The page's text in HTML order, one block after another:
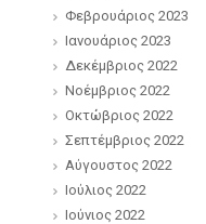
Φεβρουάριος 2023
Ιανουάριος 2023
Δεκέμβριος 2022
Νοέμβριος 2022
Οκτώβριος 2022
Σεπτέμβριος 2022
Αύγουστος 2022
Ιούλιος 2022
Ιούνιος 2022